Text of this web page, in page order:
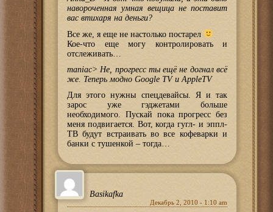
навороченная умная вещица не поставит
вас втихаря на деньги?
Все же, я еще не настолько постарел
Кое-что еще могу контролировать и
отслеживать…
maniac> Не, прогресс ты ещё не догнал всё
же. Теперь модно Google TV и AppleTV
Для этого нужны спецдевайсы. Я и так
зарос уже гэджетами больше
необходимого. Пускай пока прогресс без
меня подвигается. Вот, когда гугл- и эппл-
ТВ будут встраивать во все кофеварки и
банки с тушенкой – тогда…
Basikafka
Декабрь 2, 2010 - 1:10 am